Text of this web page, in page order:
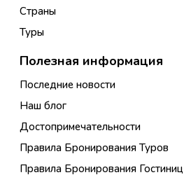
Страны
Туры
Полезная информация
Последние новости
Наш блог
Достопримечательности
Правила Бронирования Туров
Правила Бронирования Гостиниц